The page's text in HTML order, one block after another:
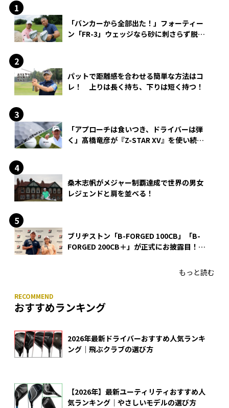
「バンカーから全部出た！」フォーティー
ン「FR-3」ウェッジなら砂に刺さらず脱出
パットで距離感を合わせる簡単な方法はコ
レ！ 上りは長く持ち、下りは短く持つ！
「アプローチは食いつき、ドライバーは弾
く」髙橋竜彦が『Z-STAR XV』を使い続け
桑木志帆がメジャー制覇達成で世界の男女
レジェンドと肩を並べる！
ブリヂストン「B-FORGED 100CB」「B-
FORGED 200CB＋」が正式にお披露目！
もっと読む
おすすめランキング
2026年最新ドライバーおすすめ人気ランキ
ング｜飛ぶクラブの選び方
【2026年】最新ユーティリティおすすめ人
気ランキング｜やさしいモデルの選び方